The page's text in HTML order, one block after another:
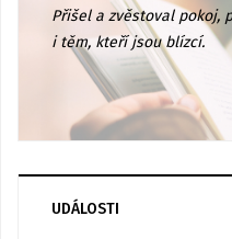
Přišel a zvěstoval pokoj,
i těm, kteří jsou blízcí.
UDÁLOSTI